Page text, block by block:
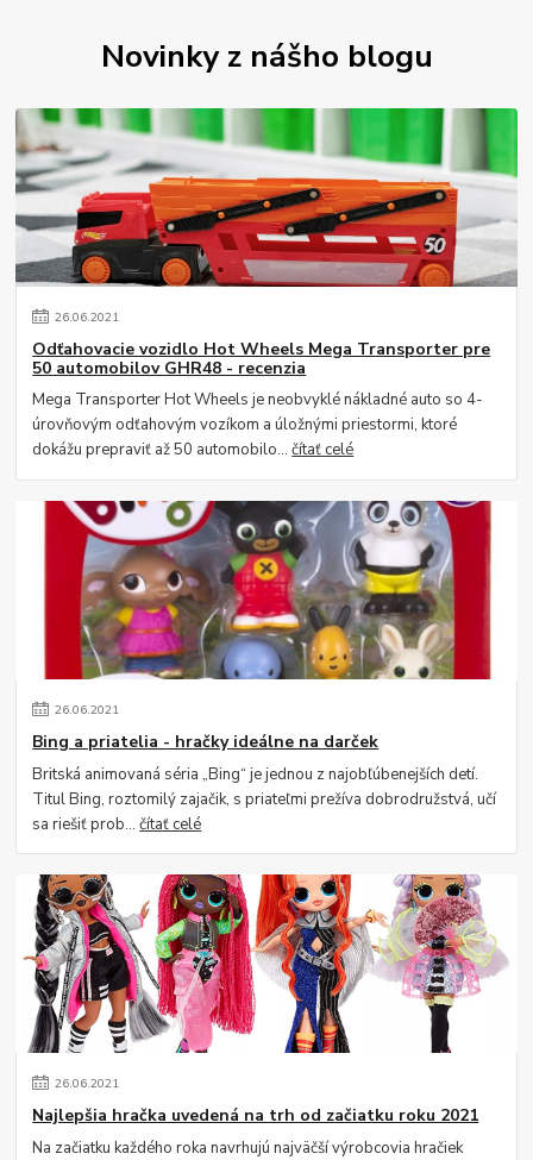
Novinky z nášho blogu
26.06.2021
Odťahovacie vozidlo Hot Wheels Mega Transporter pre
50 automobilov GHR48 - recenzia
Mega Transporter Hot Wheels je neobvyklé nákladné auto so 4-
úrovňovým odťahovým vozíkom a úložnými priestormi, ktoré
dokážu prepraviť až 50 automobilo...čítať celé
26.06.2021
Bing a priatelia - hračky ideálne na darček
Britská animovaná séria „Bing“ je jednou z najobľúbenejších detí.
Titul Bing, roztomilý zajačik, s priateľmi prežíva dobrodružstvá, učí
sa riešiť prob...čítať celé
26.06.2021
Najlepšia hračka uvedená na trh od začiatku roku 2021
Na začiatku každého roka navrhujú najväčší výrobcovia hračiek